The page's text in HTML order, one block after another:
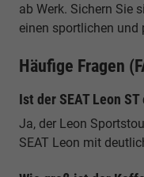
ab Werk. Sichern Sie
einen sportlichen und
Häufige Fragen
Ist der SEAT Leon
Ja, der Leon
SEAT Leon mit